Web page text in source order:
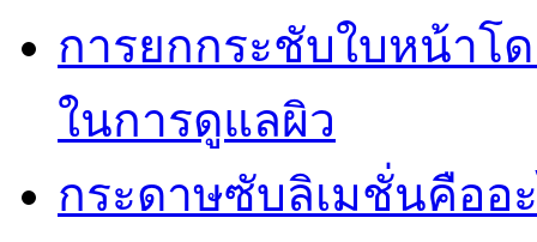
การยกกระชับใบหน้าโ
ในการดูแลผิว
กระดาษซับลิเมชั่นคืออ